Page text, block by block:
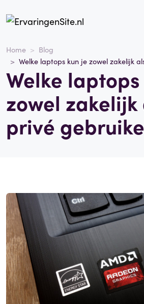
Home
Blog
Welke laptops kun je zowel zakelijk
Welke
zowel zakelijk
privé